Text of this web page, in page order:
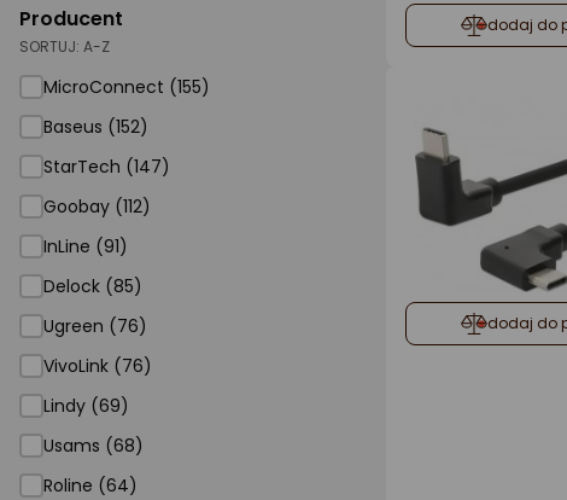
Strefa marek
Producent
SORTUJ: A-Z
MicroConnect (155)
Baseus (152)
StarTech (147)
Goobay (112)
InLine (91)
Delock (85)
Ugreen (76)
VivoLink (76)
Lindy (69)
Usams (68)
Roline (64)
dodaj do
dodaj do